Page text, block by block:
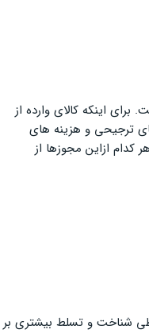
برای اینکه کالای وارده از
ترجیحی و هزینه های
ازاین مجوزها از
شناخت و تسلط بیشتری بر